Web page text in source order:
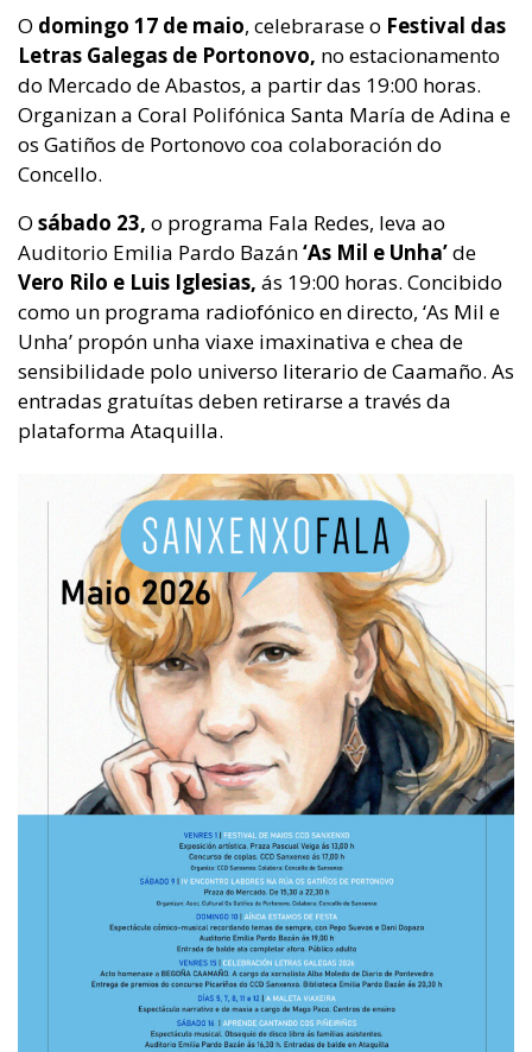
O domingo 17 de maio, celebrarase o Festival das
Letras Galegas de Portonovo, no estacionamento
do Mercado de Abastos, a partir das 19:00 horas.
Organizan a Coral Polifónica Santa María de Adina e
os Gatiños de Portonovo coa colaboración do
Concello.
O sábado 23, o programa Fala Redes, leva ao
Auditorio Emilia Pardo Bazán‘As Mil e Unha’de
Vero Rilo e Luis Iglesias, ás 19:00 horas. Concibido
como un programa radiofónico en directo, ‘As Mil e
Unha’ propón unha viaxe imaxinativa e chea de
sensibilidade polo universo literario de Caamaño. As
entradas gratuítas deben retirarse a través da
plataforma Ataquilla.